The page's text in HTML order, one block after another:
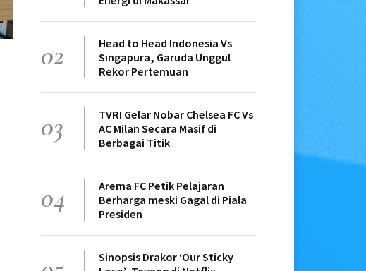
02
Head to Head Indonesia Vs
Singapura, Garuda Unggul
Rekor Pertemuan
03
TVRI Gelar Nobar Chelsea FC Vs
AC Milan Secara Masif di
Berbagai Titik
04
Arema FC Petik Pelajaran
Berharga meski Gagal di Piala
Presiden
Sinopsis Drakor ‘Our Sticky